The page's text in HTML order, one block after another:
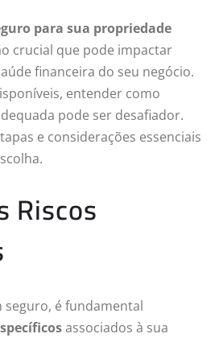
para sua propriedade
crucial que pode impactar
financeira do seu negócio.
entender como
pode ser desafiador.
e considerações essenciais
Riscos
seguro, é fundamental
associados à sua